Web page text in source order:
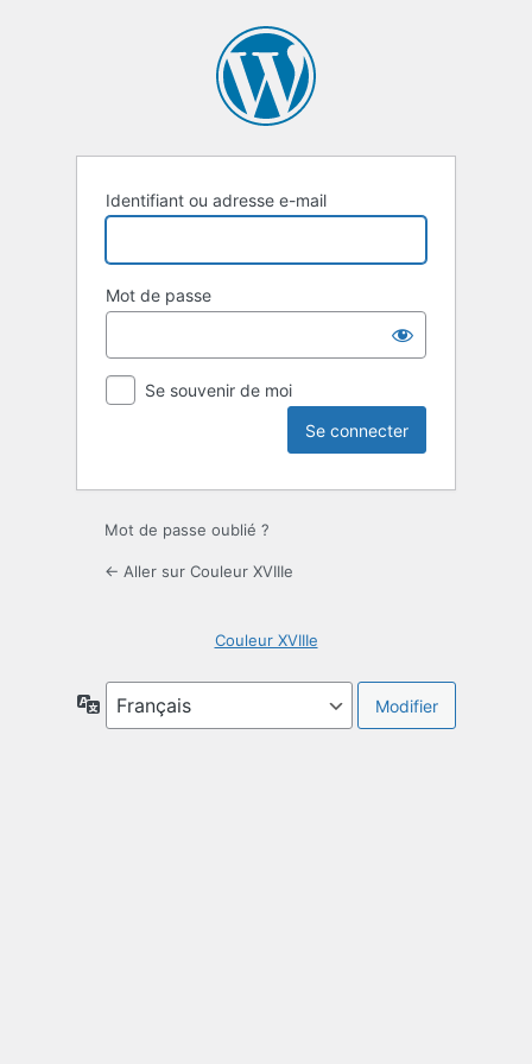
Identifiant ou adresse e-mail
Mot de passe
Se souvenir de moi
Mot de passe oublié ?
← Aller sur Couleur XVIIIe
Couleur XVIIIe
Langue